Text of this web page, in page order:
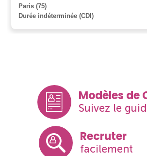
Paris (75)
Durée indéterminée (CDI)
Modèles de
Suivez le
Recruter
facilement